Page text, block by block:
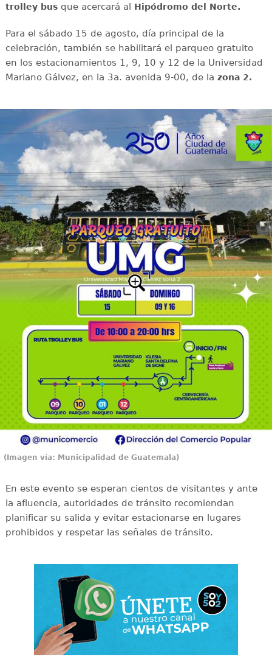
trolley busque acercará al Hipódromo del Norte.
Para el sábado 15 de agosto, día principal de la
celebración, también se habilitará el parqueo gratuito
en los estacionamientos 1, 9, 10 y 12 de la Universidad
Mariano Gálvez, en la 3a. avenida 9-00, de la zona 2.
(Imagen vía: Municipalidad de Guatemala)
En este evento se esperan cientos de visitantes y ante
la afluencia, autoridades de tránsito recomiendan
planificar su salida y evitar estacionarse en lugares
prohibidos y respetar las señales de tránsito.